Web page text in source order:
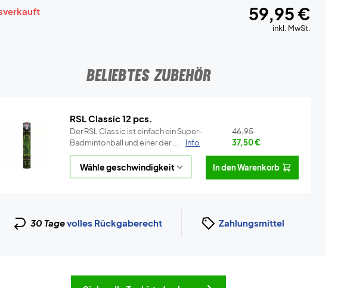
59,95 €
inkl. MwSt.
BELIEBTES ZUBEHÖR
RSL Classic 12 pcs.
Der RSL Classic ist einfach ein Super-
Badmintonball und einer der ...
Info
46,95
37,50€
In den Warenkorb
30 Tagevolles Rückgaberecht Zahlungsmittel